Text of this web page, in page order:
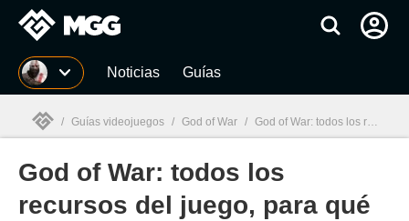
MGG Noticias Guías
MGG
/ Guías videojuegos / God of War / God of War: todos los recursos del juego, para qué sirven y dónde encontrarlos
God of War: todos los
recursos del juego, para qué